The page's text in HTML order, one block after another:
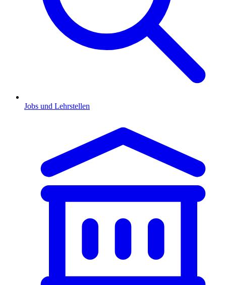
Jobs und Lehrstellen